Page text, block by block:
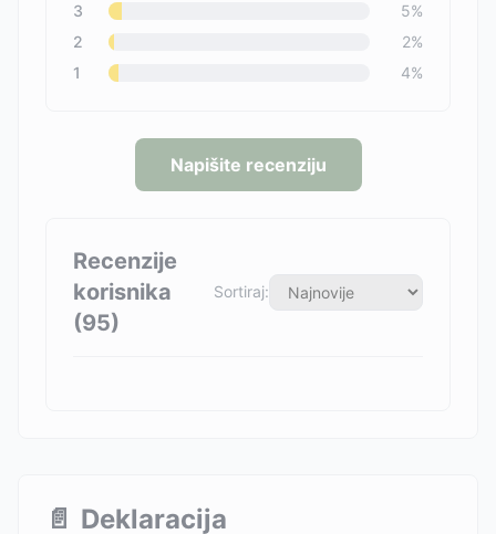
3
5%
2
2%
1
4%
Napišite recenziju
Recenzije
korisnika
(95)
Sortiraj:
📄 Deklaracija